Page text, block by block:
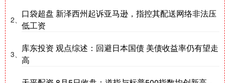
2、
口袋超盘 新泽西州起诉亚马逊，指控其配送网络非法压
低工资
3、
库东投资 观点综述：回避日本国债 美债收益率仍有望走
高